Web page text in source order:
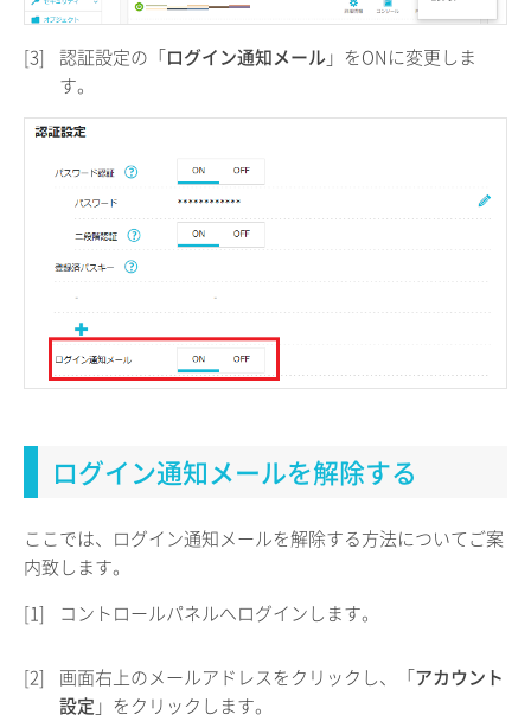
[3] 認証設定の「ログイン通知メール」をONに変更しま
す。
ログイン通知メールを解除する
ここでは、ログイン通知メールを解除する方法についてご案
内致します。
[1]
コントロールパネルへログインします。
[2] 画面右上のメールアドレスをクリックし、「アカウント
設定 」をクリックします。